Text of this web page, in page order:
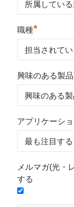
職種*
興味のある製品
アプリケーシ
メルマガ(光・
する